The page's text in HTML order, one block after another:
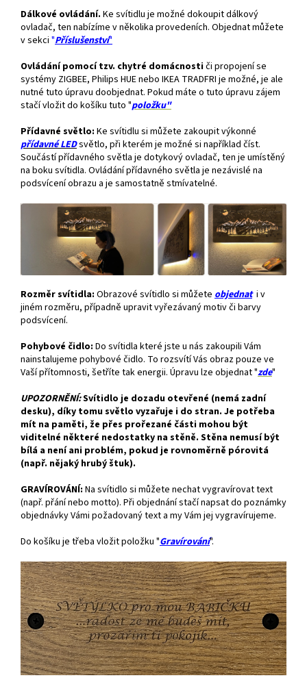
Dálkové ovládání. Ke svítidlu je možné dokoupit dálkový
ovladač, ten nabízíme v několika provedeních. Objednat můžete
v sekci "Příslušenství"
Ovládání pomocí tzv. chytré domácnostiči propojení se
systémy ZIGBEE, Philips HUE nebo IKEA TRADFRI je možné, je ale
nutné tuto úpravu doobjednat. Pokud máte o tuto úpravu zájem
stačí vložit do košíku tuto "položku"
Přídavné světlo: Ke svítidlu si můžete zakoupit výkonné
přídavnéLEDsvětlo, při kterém je možné si například číst.
Součástí přídavného světla je dotykový ovladač, ten je umístěný
na boku svítidla. Ovládání přídavného světla je nezávislé na
podsvícení obrazu a je samostatně stmívatelné.
Rozměr svítidla: Obrazové svítidlo si můžete objednat i v
jiném rozměru, případně upravit vyřezávaný motiv či barvy
podsvícení.
Pohybové čidlo: Do svítidla které jste u nás zakoupili Vám
nainstalujeme pohybové čidlo. To rozsvítí Vás obraz pouze ve
Vaší přítomnosti, šetříte tak energii. Úpravu lze objednat "zde"
UPOZORNĚNÍ:Svítidlo je dozadu otevřené (nemá zadní
desku), díky tomu světlo vyzařuje i do stran. Je potřeba
mít na paměti, že přes prořezané části mohou být
viditelné některé nedostatky na stěně. Stěna nemusí být
bílá a není ani problém, pokud je rovnoměrně pórovitá
(např. nějaký hrubý štuk).
GRAVÍROVÁNÍ: Na svítidlo si můžete nechat vygravírovat text
(např. přání nebo motto). Při objednání stačí napsat do poznámky
objednávky Vámi požadovaný text a my Vám jej vygravírujeme.
Do košíku je třeba vložit položku "Gravírování".